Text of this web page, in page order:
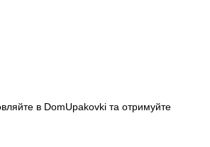
в DomUpakovki та отримуйте